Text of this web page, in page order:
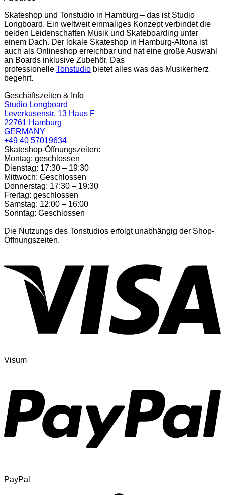
Skateshop und Tonstudio in Hamburg – das ist Studio
Longboard. Ein weltweit einmaliges Konzept verbindet die
beiden Leidenschaften Musik und Skateboarding unter
einem Dach. Der lokale Skateshop in Hamburg-Altona ist
auch als Onlineshop erreichbar und hat eine große Auswahl
an Boards inklusive Zubehör. Das
professionelle Tonstudio bietet alles was das Musikerherz
begehrt.
Geschäftszeiten & Info
Studio Longboard
Leverkusenstr. 13 Haus F
22761 Hamburg
GERMANY
+49 40 57019634
Skateshop-Öffnungszeiten:
Montag: geschlossen
Dienstag: 17:30 – 19:30
Mittwoch: Geschlossen
Donnerstag: 17:30 – 19:30
Freitag: geschlossen
Samstag: 12:00 – 16:00
Sonntag: Geschlossen
Die Nutzungs des Tonstudios erfolgt unabhängig der Shop-
Öffnungszeiten.
Visum
PayPal